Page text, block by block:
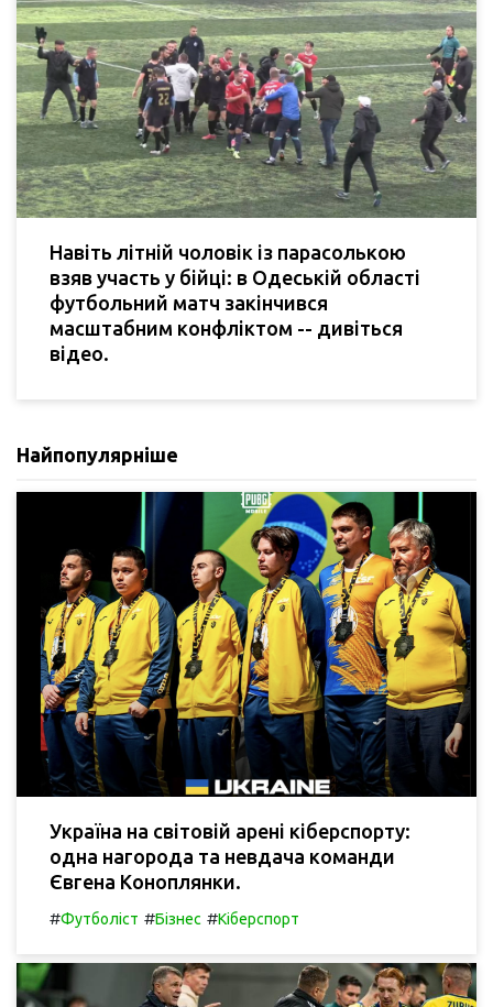
Навіть літній чоловік із парасолькою
взяв участь у бійці: в Одеській області
футбольний матч закінчився
масштабним конфліктом -- дивіться
відео.
Найпопулярніше
Україна на світовій арені кіберспорту:
одна нагорода та невдача команди
Євгена Коноплянки.
#Футболіст #Бізнес #Кіберспорт